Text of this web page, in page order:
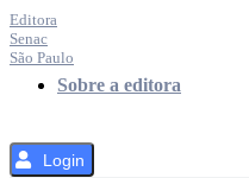
Editora
Senac
São Paulo
Sobre a editora
Login